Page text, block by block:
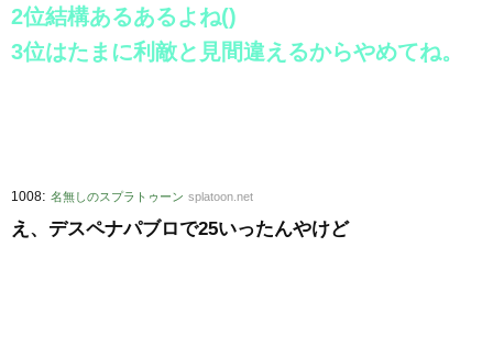
2位結構あるあるよね()
3位はたまに利敵と見間違えるからやめてね。
1008: 名無しのスプラトゥーン splatoon.net
え、デスペナパブロで25いったんやけど